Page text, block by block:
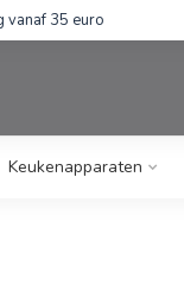
vanaf 35 euro
Keukenapparaten